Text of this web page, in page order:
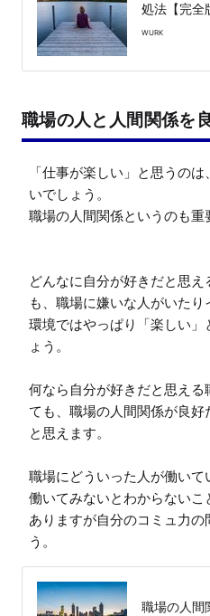
処法【完全
WURK
職場の人と人間関係を
「仕事が楽しい」と思うの
いでしょう。
職場の人間関係というのも重
どんなに自分が好きだと思
も、職場に嫌いな人がいた
環境ではやっぱり「楽しい
ょう。
何なら自分が好きだと思え
ても、職場の人間関係が良好
と思えます。
職場にどういった人が働い
働いてみないとわからない
ありますが自分のコミュ力の
う。
職場の人間